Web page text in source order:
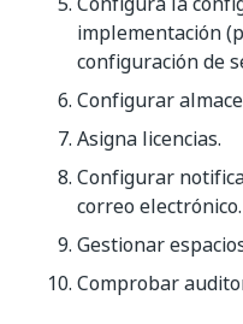
implementación
configuración de
Configurar
Asigna licencias.
Configurar
correo electrónico.
Gestionar
Comprobar